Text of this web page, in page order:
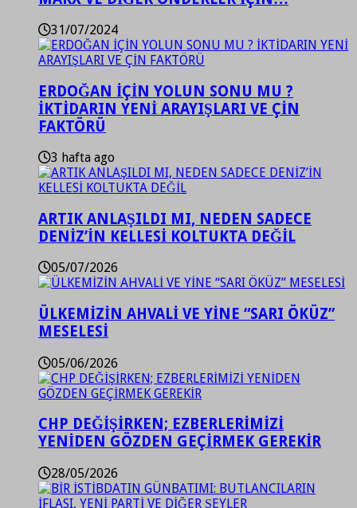
31/07/2024
ERDOĞAN İÇİN YOLUN SONU MU ?
İKTİDARIN YENİ ARAYIŞLARI VE ÇİN
FAKTÖRÜ
3 hafta ago
ARTIK ANLAŞILDI MI, NEDEN SADECE
DENİZ’İN KELLESİ KOLTUKTA DEĞİL
05/07/2026
ÜLKEMİZİN AHVALİ VE YİNE “SARI ÖKÜZ”
MESELESİ
05/06/2026
CHP DEĞİŞİRKEN; EZBERLERİMİZİ
YENİDEN GÖZDEN GEÇİRMEK GEREKİR
28/05/2026